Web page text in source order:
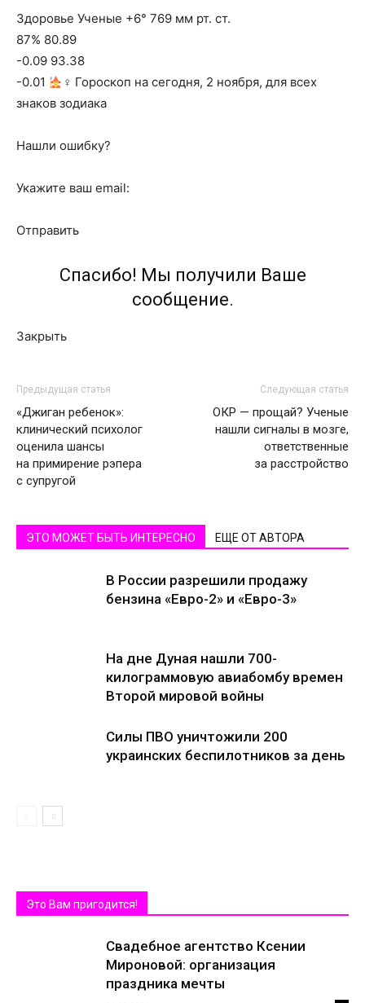
Здоровье Ученые +6° 769 мм рт. ст.
87% 80.89
-0.09 93.38
-0.01
‍♀ Гороскоп на сегодня, 2 ноября, для всех
знаков зодиака
Нашли ошибку?
Укажите ваш email:
Отправить
Спасибо! Мы получили Ваше
сообщение.
Закрыть
Предыдущая статья
«Джиган ребенок»:
клинический психолог
оценила шансы
на примирение рэпера
с супругой
Следующая статья
ОКР — прощай? Ученые
нашли сигналы в мозге,
ответственные
за расстройство
ЭТО МОЖЕТ БЫТЬ ИНТЕРЕСНО ЕЩЕ ОТ АВТОРА
В России разрешили продажу
бензина «Евро-2» и «Евро-3»
На дне Дуная нашли 700-
килограммовую авиабомбу времен
Второй мировой войны
Силы ПВО уничтожили 200
украинских беспилотников за день
Это Вам пригодится!
Свадебное агентство Ксении
Мироновой: организация
праздника мечты